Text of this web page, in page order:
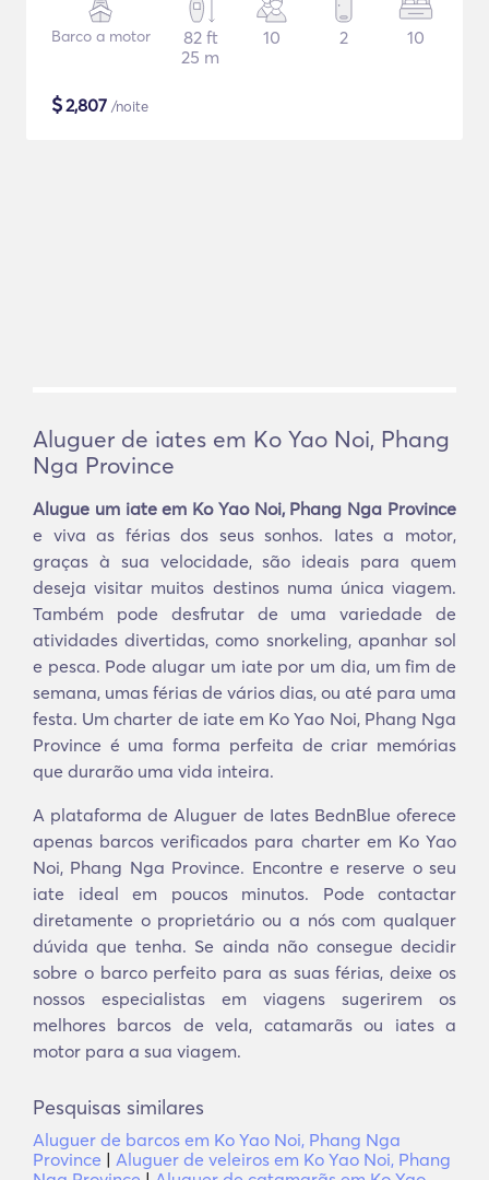
Barco a motor
82 ft
25 m
10 2 10
$2,807 /noite
Aluguer de iates em Ko Yao Noi, Phang
Nga Province
Alugue um iate em Ko Yao Noi, Phang Nga Province
e viva as férias dos seus sonhos. Iates a motor,
graças à sua velocidade, são ideais para quem
deseja visitar muitos destinos numa única viagem.
Também pode desfrutar de uma variedade de
atividades divertidas, como snorkeling, apanhar sol
e pesca. Pode alugar um iate por um dia, um fim de
semana, umas férias de vários dias, ou até para uma
festa. Um charter de iate em Ko Yao Noi, Phang Nga
Province é uma forma perfeita de criar memórias
que durarão uma vida inteira.
A plataforma de Aluguer de Iates BednBlue oferece
apenas barcos verificados para charter em Ko Yao
Noi, Phang Nga Province. Encontre e reserve o seu
iate ideal em poucos minutos. Pode contactar
diretamente o proprietário ou a nós com qualquer
dúvida que tenha. Se ainda não consegue decidir
sobre o barco perfeito para as suas férias, deixe os
nossos especialistas em viagens sugerirem os
melhores barcos de vela, catamarãs ou iates a
motor para a sua viagem.
Pesquisas similares
Aluguer de barcos em Ko Yao Noi, Phang Nga
Province | Aluguer de veleiros em Ko Yao Noi, Phang